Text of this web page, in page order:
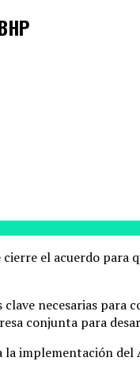
cierre el acuerdo
necesarias
conjunta para
implementación del